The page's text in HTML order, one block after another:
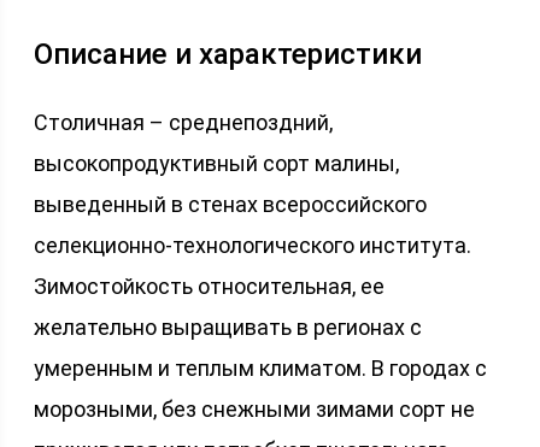
Описание и характеристики
Столичная – среднепоздний,
высокопродуктивный сорт малины,
выведенный в стенах всероссийского
селекционно-технологического института.
Зимостойкость относительная, ее
желательно выращивать в регионах с
умеренным и теплым климатом. В городах с
морозными, без снежными зимами сорт не